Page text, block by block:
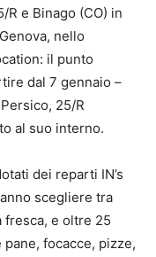
R e Binago (CO) in
nello
il punto
dal 7 gennaio –
25/R
al suo interno.
dei reparti IN’s
scegliere tra
fresca, e oltre 25
focacce, pizze,